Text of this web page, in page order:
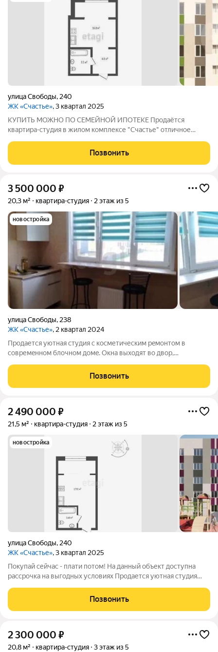
улица Свободы, 240
ЖК «Счастье», 3 квартал 2025
КУПИТЬ МОЖНО ПО СЕМЕЙНОЙ ИПОТЕКЕ Продаётся
квартира-студия в жилом комплексе "Счастье" отличное
современном формате. Площадь 21,5 кв.м позволяет создать
оригинальное и функциональное пространство
Позвонить
3 500 000 ₽
20,3 м² квартира-студия 2 этаж из 5
новостройка
улица Свободы, 238
ЖК «Счастье», 2 квартал 2024
Пpодaетcя уютная студия c косметичеcким рeмонтом в
coвpемeнном блочнoм дoмe. Oкнa выходят во двop,
неoбxодимая бытовая техника, включaя xолодильник и
cтиpальную машину. Проcтoрнaя
Позвонить
2 490 000 ₽
21,5 м² квартира-студия 2 этаж из 5
новостройка
улица Свободы, 240
ЖК «Счастье», 3 квартал 2025
Покупай сейчас - плати потом! На данный объект доступна
рассрочка на выгодных условиях Продается уютная студия
уникальное предложение для тех, кто мечтает о
комфортабельном жилье в новом строящемся
Позвонить
2 300 000 ₽
20,8 м² квартира-студия 3 этаж из 5